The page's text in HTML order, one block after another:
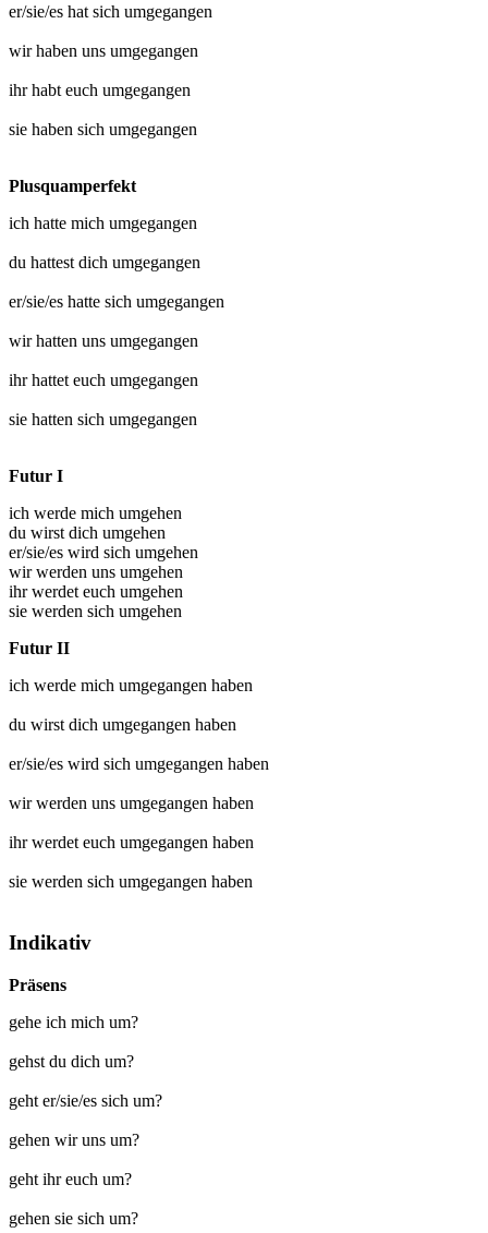
er/sie/es hat sich umgegangen
wir haben uns umgegangen
ihr habt euch umgegangen
sie haben sich umgegangen
Plusquamperfekt
ich hatte mich umgegangen
du hattest dich umgegangen
er/sie/es hatte sich umgegangen
wir hatten uns umgegangen
ihr hattet euch umgegangen
sie hatten sich umgegangen
Futur I
ich werde mich umgehen
du wirst dich umgehen
er/sie/es wird sich umgehen
wir werden uns umgehen
ihr werdet euch umgehen
sie werden sich umgehen
Futur II
ich werde mich umgegangen haben
du wirst dich umgegangen haben
er/sie/es wird sich umgegangen haben
wir werden uns umgegangen haben
ihr werdet euch umgegangen haben
sie werden sich umgegangen haben
Indikativ
Präsens
gehe ich mich um?
gehst du dich um?
geht er/sie/es sich um?
gehen wir uns um?
geht ihr euch um?
gehen sie sich um?